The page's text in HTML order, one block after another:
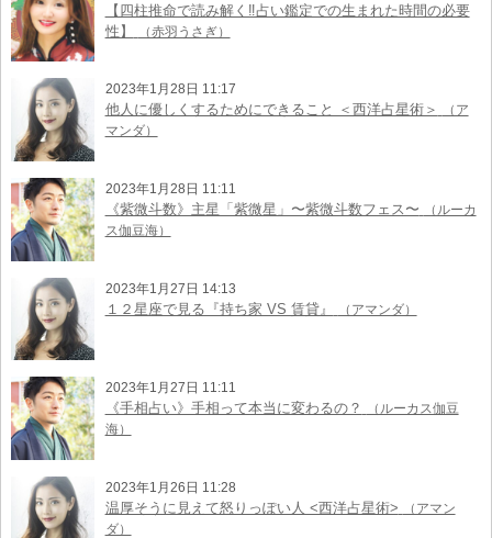
【四柱推命で読み解く‼︎占い鑑定での生まれた時間の必要
性】
（赤羽うさぎ）
2023年1月28日 11:17
他人に優しくするためにできること ＜西洋占星術＞
（ア
マンダ）
2023年1月28日 11:11
《紫微斗数》主星「紫微星」〜紫微斗数フェス〜
（ルーカ
ス伽豆海）
2023年1月27日 14:13
１２星座で見る『持ち家 VS 賃貸』 （アマンダ）
2023年1月27日 11:11
《手相占い》手相って本当に変わるの？
（ルーカス伽豆
海）
2023年1月26日 11:28
温厚そうに見えて怒りっぽい人 <西洋占星術>
（アマン
ダ）